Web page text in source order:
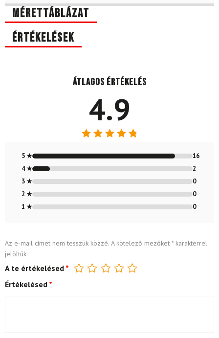
Mérettáblázat
Értékelések
Átlagos értékelés
4.9
4.89/ 5
5 ★
16
4 ★
2
3 ★
0
2 ★
0
1 ★
0
Az e-mail címet nem tesszük közzé. A kötelező mezőket *karakterrel
jelöltük
A te értékelésed *
Értékelésed *